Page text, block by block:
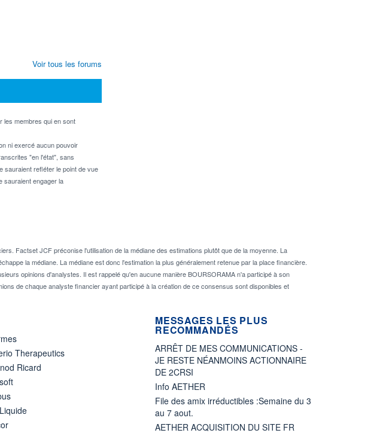
les membres qui en sont
ni exercé aucun pouvoir
"en l'état", sans
sauraient refléter le point de vue
sauraient engager la
Voir tous les forums
Factset JCF préconise l'utilisation de la médiane des estimations plutôt que de la moyenne. La
la médiane. La médiane est donc l'estimation la plus généralement retenue par la place financière.
opinions d'analystes. Il est rappelé qu'en aucune manière BOURSORAMA n'a participé à son
de chaque analyste financier ayant participé à la création de ce consensus sont disponibles et
Therapeutics
Ricard
MESSAGES LES PLUS
RECOMMANDÉS
ARRÊT DE MES COMMUNICATIONS -
JE RESTE NÉANMOINS ACTIONNAIRE
DE 2CRSI
Info AETHER
File des amix irréductibles :Semaine du 3
au 7 aout.
AETHER ACQUISITION DU SITE FR